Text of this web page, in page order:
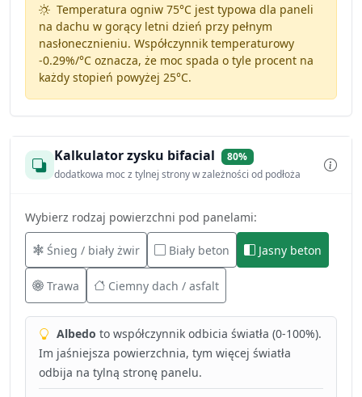
Temperatura ogniw 75°C jest typowa dla paneli
na dachu w gorący letni dzień przy pełnym
nasłonecznieniu. Współczynnik temperaturowy
-0.29%/°Coznacza, że moc spada o tyle procent na
każdy stopień powyżej 25°C.
Kalkulator zysku bifacial
80%
dodatkowa moc z tylnej strony w zależności od podłoża
Wybierz rodzaj powierzchni pod panelami:
Śnieg / biały żwir Biały beton Jasny beton
Trawa Ciemny dach / asfalt
Albedo to współczynnik odbicia światła (0-100%).
Im jaśniejsza powierzchnia, tym więcej światła
odbija na tylną stronę panelu.